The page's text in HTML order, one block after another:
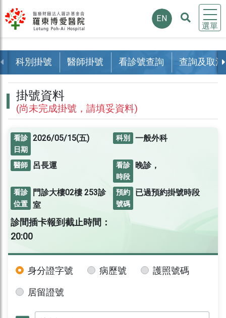
選單
EN
科別掛號 醫師掛號 看診號查詢 查詢及取消
掛號資料
(尚未完成掛號，請填妥資料)
看診
日期
2026/05/15(五) 科別 一般外科
醫師 呂長運
看診
時段
晚診，
看診
位置
門診大樓02樓253診
室
預約
號碼
已過預約掛號時段
診間插卡報到截止時間：
20:00
身分證字號 病歷號
護照號碼
居留證號